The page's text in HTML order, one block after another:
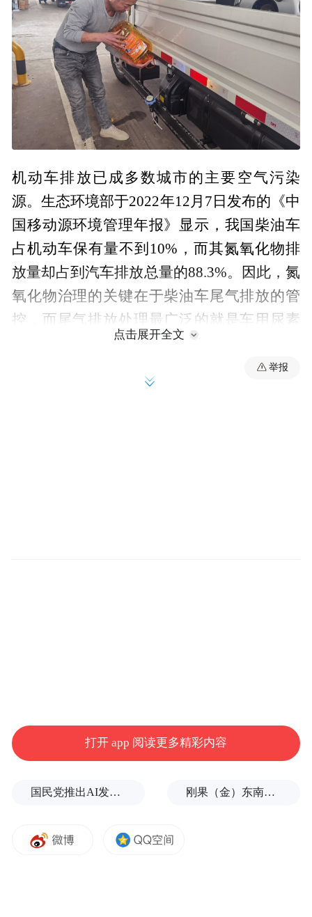
机动车排放已成多数城市的主要空气污染
源。生态环境部于2022年12月7日发布的《中
国移动源环境管理年报》显示，我国柴油车
占机动车保有量不到10%，而其氮氧化物排
放量却占到汽车排放总量的88.3%。因此，氮
氧化物治理的关键在于柴油车尾气排放的管
控，而尾气排放处理最广泛的就是车用尿素
的应用。随着2021年7月1日起全国范围内全
面实施重型柴油车国六排放标准，作为国六
车辆配套产品的车用尿素行业势头高涨，助
67.5%的去离子纯水组成，用于还原氮氧化合
物，是SCR（可选择性催化剂复原）技术中
化物时，尿素箱自动喷出柴油尾气处理液，
箱中发生氧化还原反应，生成无污染的氮气
点击展开全文
举报
打开 app 阅读更多精彩内容
国民党推出AI发言人“郑小文”迎战民进党 刚果（金）东南部中资企业钴产品铀含量超标？官方回应